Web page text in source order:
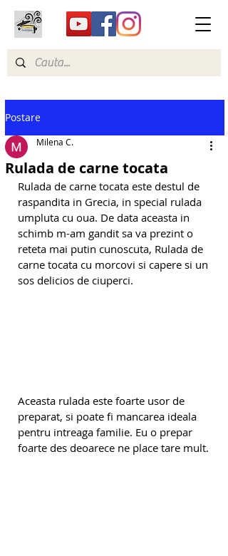
Postare
Rulada de carne tocata
Milena C.
Rulada de carne tocata este destul de
raspandita in Grecia, in special rulada
umpluta cu oua. De data aceasta in
schimb m-am gandit sa va prezint o
reteta mai putin cunoscuta, Rulada de
carne tocata cu morcovi si capere si un
sos delicios de ciuperci.
Aceasta rulada este foarte usor de
preparat, si poate fi mancarea ideala
pentru intreaga familie. Eu o prepar
foarte des deoarece ne place tare mult.